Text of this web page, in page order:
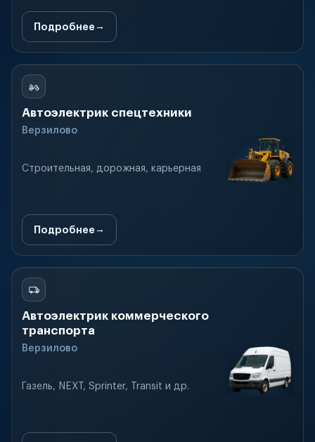
Подробнее
Автоэлектрик спецтехники
Верзилово
Строительная, дорожная, карьерная
Подробнее
Автоэлектрик коммерческого
транспорта
Верзилово
Газель, NEXT, Sprinter, Transit и др.